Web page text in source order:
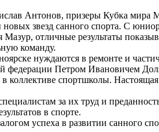
Антонов, призеры Кубка мира
звезд санного спорта. С
отличные результаты
команду.
нуждаются в ремонте и
федерации Петром Ивановичем
коллективе спортшколы.
за их труд и
в спорте.
успеха в развитии санного